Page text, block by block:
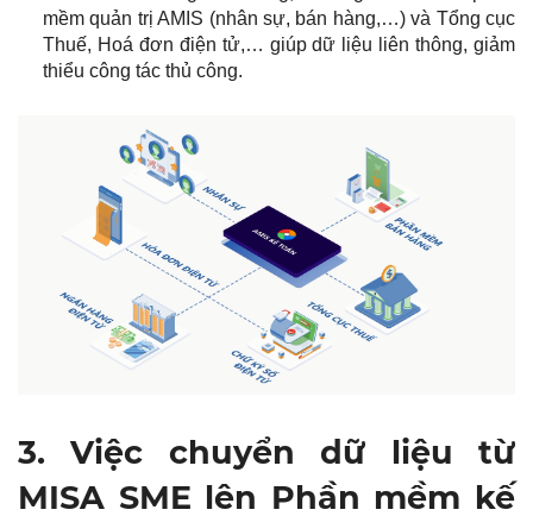
mềm quản trị AMIS (nhân sự, bán hàng,…) và Tổng cục
Thuế, Hoá đơn điện tử,… giúp dữ liệu liên thông, giảm
thiểu công tác thủ công.
3. Việc chuyển dữ liệu từ
MISA SME lên Phần mềm kế